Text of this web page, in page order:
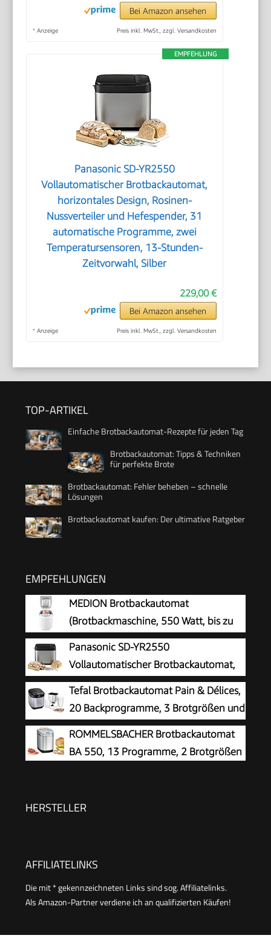
Bei Amazon ansehen
* Anzeige Preis inkl. MwSt., zzgl. Versandkosten
EMPFEHLUNG
Panasonic SD-YR2550
Vollautomatischer Brotbackautomat,
horizontales Design, Rosinen-
Nussverteiler und Hefespender, 31
automatische Programme, zwei
Temperatursensoren, 13-Stunden-
Zeitvorwahl, Silber
229,00 €
Bei Amazon ansehen
* Anzeige Preis inkl. MwSt., zzgl. Versandkosten
TOP-ARTIKEL
Einfache Brotbackautomat-Rezepte für jeden Tag
Brotbackautomat: Tipps & Techniken
für perfekte Brote
Brotbackautomat: Fehler beheben – schnelle
Lösungen
Brotbackautomat kaufen: Der ultimative Ratgeber
EMPFEHLUNGEN
MEDION Brotbackautomat
(Brotbackmaschine, 550 Watt, bis zu
1000g, 19 Backprogramme, 3
Bräunungsgrade, Warmhaltefunktion,
Zeitvorwahl MD 11011)
Panasonic SD-YR2550
Vollautomatischer Brotbackautomat,
horizontales Design, Rosinen-
Nussverteiler und Hefespender, 31 automatische
Programme, zwei Temperatursensoren, 13-
Stunden-Zeitvorwahl, Silber
Tefal Brotbackautomat Pain & Délices,
20 Backprogramme, 3 Brotgrößen und
Bräunungsstufen einstellbar, auch für
Kuchen - Pizza - Nudelteig, Backform
antihaftbeschichtet, schwarz/Edelstahl, PF240E
ROMMELSBACHER Brotbackautomat
BA 550, 13 Programme, 2 Brotgrößen
HERSTELLER
AFFILIATELINKS
Die mit * gekennzeichneten Links sind sog. Affiliatelinks.
Als Amazon-Partner verdiene ich an qualifizierten Käufen!